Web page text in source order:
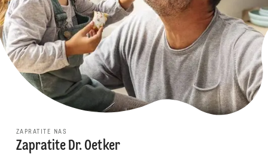
ZAPRATITE NAS
Zapratite Dr. Oetker